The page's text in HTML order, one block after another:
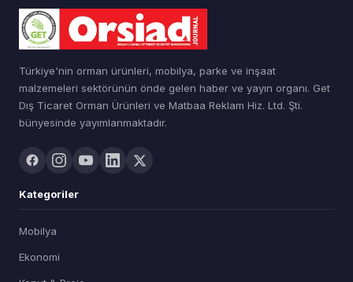
Türkiye'nin orman ürünleri, mobilya, parke ve inşaat
malzemeleri sektörünün önde gelen haber ve yayın organı. Get
Dış Ticaret Orman Ürünleri ve Matbaa Reklam Hiz. Ltd. Şti.
bünyesinde yayımlanmaktadır.
Kategoriler
Mobilya
Ekonomi